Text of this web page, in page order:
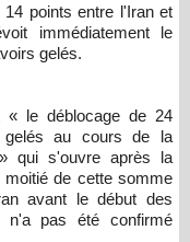
points entre l'Iran et
immédiatement le
gelés.
« le déblocage de 24
gelés au cours de la
qui s'ouvre après la
de cette somme
avant le début des
n'a pas été confirmé